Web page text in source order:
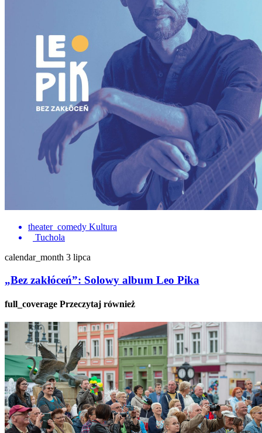
theater_comedy Kultura
Tuchola
calendar_month 3 lipca
„Bez zakłóceń”: Solowy album Leo Pika
full_coverage Przeczytaj również